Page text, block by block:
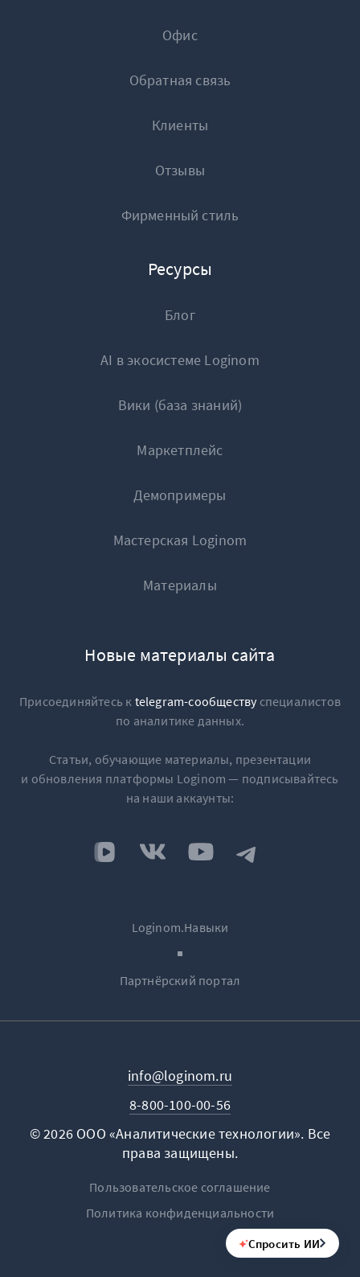
Офис
Обратная связь
Клиенты
Отзывы
Фирменный стиль
Ресурсы
Блог
AI в экосистеме Loginom
Вики (база знаний)
Маркетплейс
Демопримеры
Мастерская Loginom
Материалы
Новые материалы сайта
Присоединяйтесь к telegram-сообществу специалистов
по аналитике данных.
Статьи, обучающие материалы, презентации
и обновления платформы Loginom — подписывайтесь
на наши аккаунты:
Loginom.Навыки
Партнёрский портал
© 2026 ООО «Аналитические технологии». Все
права защищены.
8-800-100-00-56
info@loginom.ru
Пользовательское соглашение
Политика конфиденциальности
Спросить ИИ